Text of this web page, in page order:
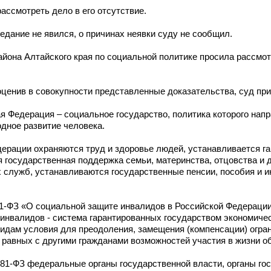
дело в его отсутствие.
не явился, о причинах неявки суду не сообщил.
Алтайского края по социальной политике просила
в совокупности представленные доказательства, суд
– социальное государство, политика которого
развитие человека.
охраняются труд и здоровье людей, устанавливается
поддержка семьи, материнства, отцовства и
устанавливаются государственные пенсии, пособия и
ФЗ «О социальной защите инвалидов в Российской
- система гарантированных государством
условия для преодоления, замещения (компенсации)
с другими гражданами возможностей участия в жизни
ФЗ федеральные органы государственной власти, органы